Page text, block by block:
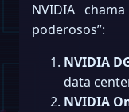
NVIDIA
poderosos”:
NVIDIA
data
NVIDIA